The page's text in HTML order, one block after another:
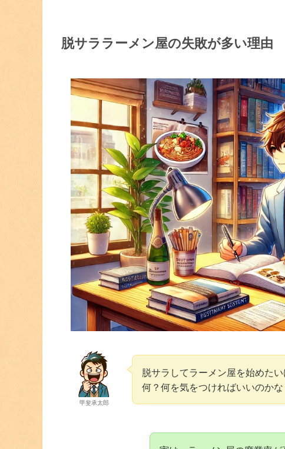
脱サララーメン屋の失敗が多い理由
甲斐承太郎
脱サラしてラーメン屋を始めた
何？何を気をつければいいのかな